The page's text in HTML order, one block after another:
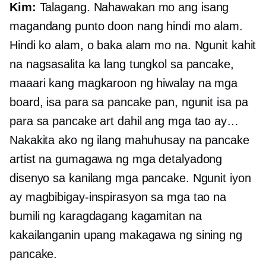
Kim: Talagang. Nahawakan mo ang isang
magandang punto doon nang hindi mo alam.
Hindi ko alam, o baka alam mo na. Ngunit kahit
na nagsasalita ka lang tungkol sa pancake,
maaari kang magkaroon ng hiwalay na mga
board, isa para sa pancake pan, ngunit isa pa
para sa pancake art dahil ang mga tao ay…
Nakakita ako ng ilang mahuhusay na pancake
artist na gumagawa ng mga detalyadong
disenyo sa kanilang mga pancake. Ngunit iyon
ay magbibigay-inspirasyon sa mga tao na
bumili ng karagdagang kagamitan na
kakailanganin upang makagawa ng sining ng
pancake.